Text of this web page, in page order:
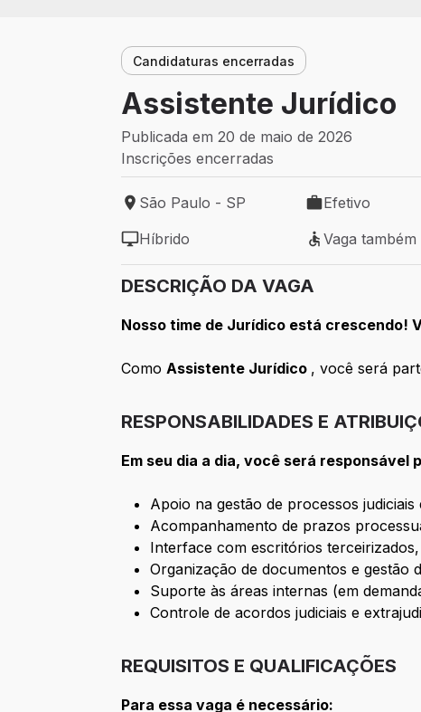
Candidaturas encerradas
Assistente Jurídico
Publicada em 20 de maio de 2026
Inscrições encerradas
Local de trabalho: São Paulo - SP
São Paulo - SP
Tipo de vaga:
Efetivo
Modelo de trabalho: Híbrido
Híbrido
Vaga também
Vaga
DESCRIÇÃO DA VAGA
Nosso time de Jurídico está crescendo!
ComoAssistente Jurídico , você será
RESPONSABILIDADES E
Em seu dia a dia, você será responsável
Apoio na gestão de processos
Acompanhamento de prazos
Interface com escritórios
Organização de documentos e gestão
Suporte às áreas internas (em
Controle de acordos judiciais e
REQUISITOS E QUALIFICAÇÕES
Para essa vaga é necessário: